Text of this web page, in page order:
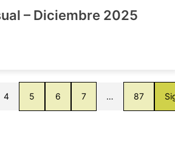
– Diciembre 2025
4 5 6 7 … 87